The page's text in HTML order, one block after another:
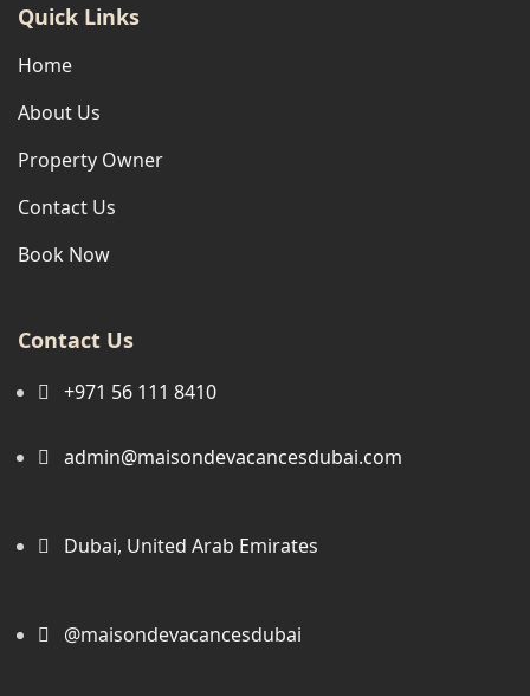
Quick Links
Home
About Us
Property Owner
Contact Us
Book Now
Contact Us
+971 56 111 8410
admin@maisondevacancesdubai.com
Dubai, United Arab Emirates
@maisondevacancesdubai